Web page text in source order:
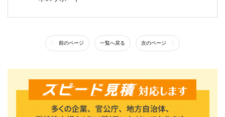
前のページ 一覧へ戻る 次のページ